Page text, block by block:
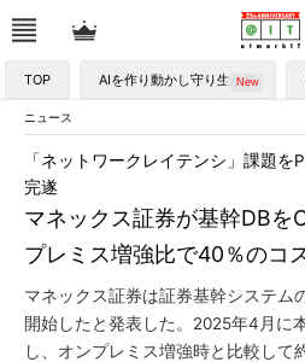
TOP AIを作り動かし守り生かす
ニュース
マネックス証券が基幹DB
プレミス増強比で40％のコ
「ネットワークレイテンシ」課題
完遂
マネックス証券は証券基幹システム
開始したと発表した。2025年4月に
し、オンプレミス増強時と比較して